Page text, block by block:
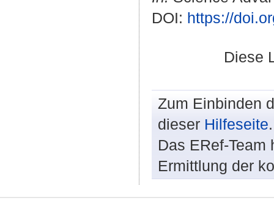
DOI: https://
Diese
Zum Einbinden
dieser Hilfeseite.
Das ERef-
Ermittlung der